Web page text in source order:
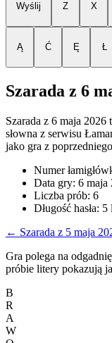
Wyślij Z X
Ą Ć Ę Ł
Szarada z 6
Szarada z 6 maja 2026
słowna z serwisu
jako gra z
Numer
Data gry: 6 maja
Liczba prób: 6
Długość hasła: 5
← Szarada z 5 maja
Gra polega na
próbie litery pokazują
B
R
A
W